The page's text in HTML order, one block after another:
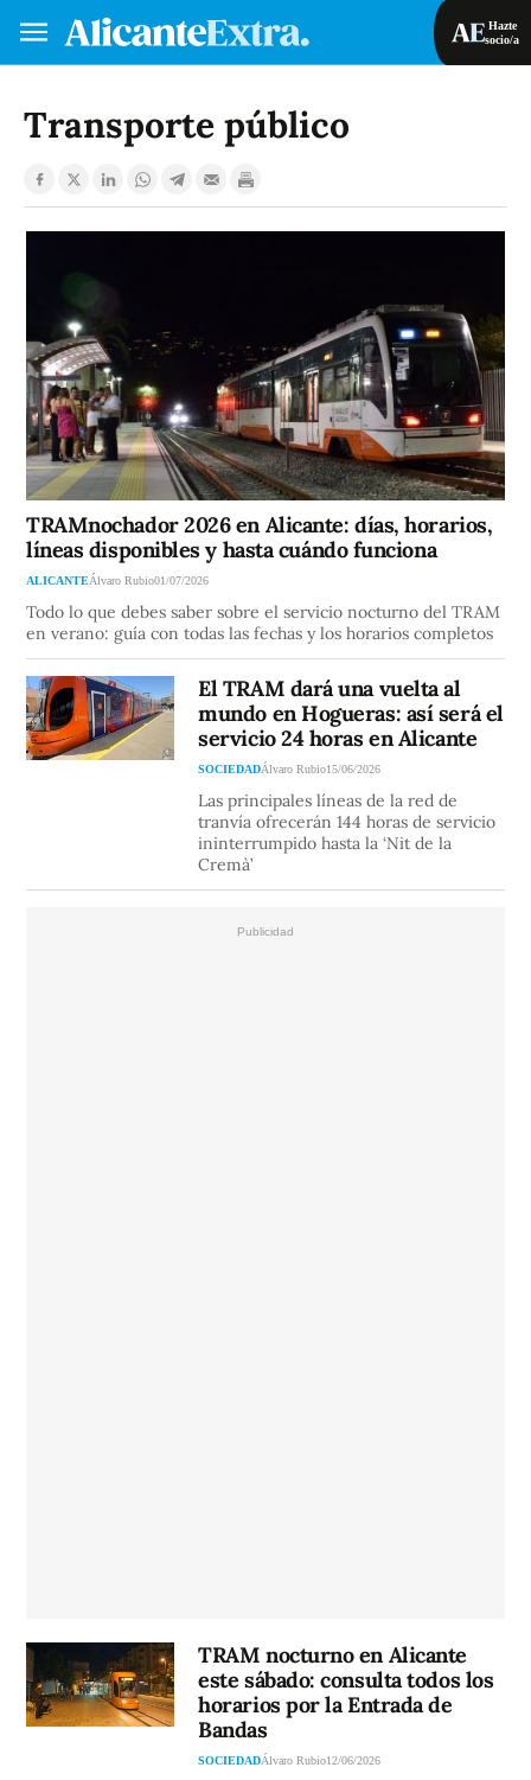
Hazte
socio/a
VA
Transporte público
TRAMnochador 2026 en Alicante: días, horarios,
líneas disponibles y hasta cuándo funciona
ALICANTEÁlvaro Rubio01/07/2026
Todo lo que debes saber sobre el servicio nocturno del TRAM
en verano: guía con todas las fechas y los horarios completos
El TRAM dará una vuelta al
mundo en Hogueras: así será el
servicio 24 horas en Alicante
SOCIEDADÁlvaro Rubio15/06/2026
Las principales líneas de la red de
tranvía ofrecerán 144 horas de servicio
ininterrumpido hasta la ‘Nit de la
Cremà’
TRAM nocturno en Alicante
este sábado: consulta todos los
horarios por la Entrada de
Bandas
SOCIEDADÁlvaro Rubio12/06/2026